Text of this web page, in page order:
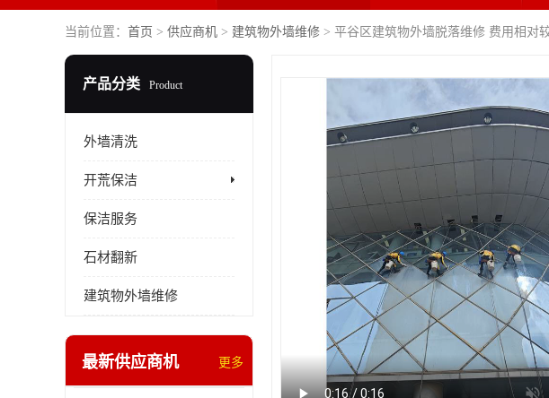
当前位置： 首页 > 供应商机 > 建筑物外墙维修 > 平谷区建筑物外墙脱落维修 费用相对
产品分类 Product
外墙清洗
开荒保洁
保洁服务
石材翻新
建筑物外墙维修
最新供应商机 更多